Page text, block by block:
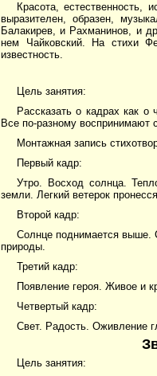
Красота, естественность,
выразителен, образен,
Балакирев, и Рахманинов, и
нем Чайковский. На стихи
известность.
Цель занятия:
Рассказать о кадрах как
Все по-разному воспринимают
Монтажная запись
Первый кадр:
Утро. Восход солнца.
земли. Легкий ветерок
Второй кадр:
Солнце поднимается выше.
природы.
Третий кадр:
Появление героя. Живое и
Четвертый кадр:
Свет. Радость. Оживление
Цель занятия: